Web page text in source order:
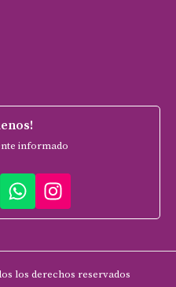
informado
los derechos reservados